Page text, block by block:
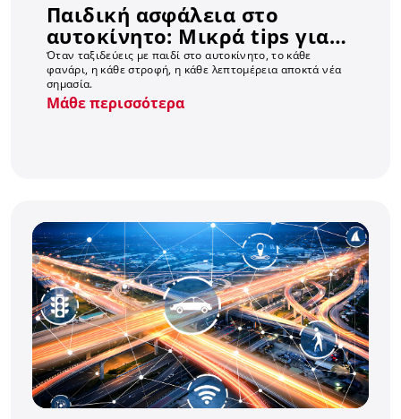
Παιδική ασφάλεια στο
αυτοκίνητο: Μικρά tips για
ήρεμες και ασφαλείς
διαδρομές
Όταν ταξιδεύεις με παιδί στο αυτοκίνητο, το κάθε
φανάρι, η κάθε στροφή, η κάθε λεπτομέρεια αποκτά νέα
σημασία.
Μάθε περισσότερα